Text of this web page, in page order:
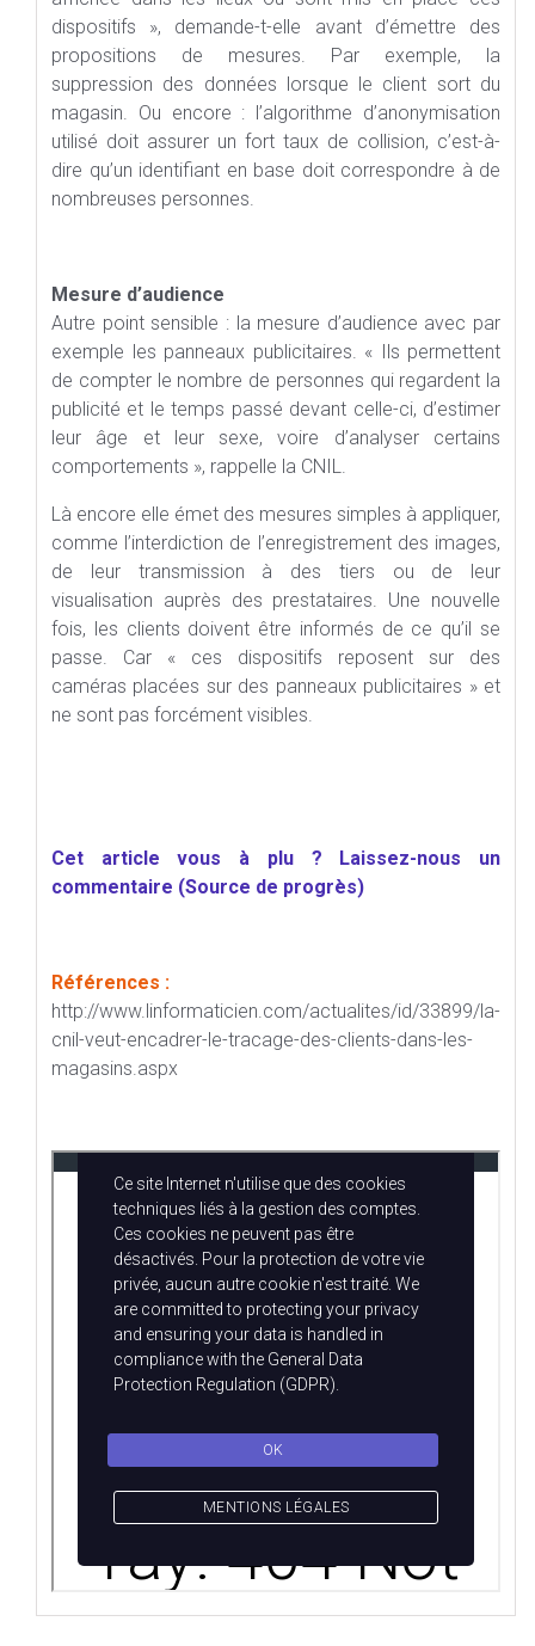
dispositifs », demande-t-elle avant d’émettre des
propositions de mesures. Par exemple, la
suppression des données lorsque le client sort du
magasin. Ou encore : l’algorithme d’anonymisation
utilisé doit assurer un fort taux de collision, c’est-à-
dire qu’un identifiant en base doit correspondre à de
nombreuses personnes.
Mesure d’audience
Autre point sensible : la mesure d’audience avec par
exemple les panneaux publicitaires. « Ils permettent
de compter le nombre de personnes qui regardent la
publicité et le temps passé devant celle-ci, d’estimer
leur âge et leur sexe, voire d’analyser certains
comportements », rappelle la CNIL.
Là encore elle émet des mesures simples à appliquer,
comme l’interdiction de l’enregistrement des images,
de leur transmission à des tiers ou de leur
visualisation auprès des prestataires. Une nouvelle
fois, les clients doivent être informés de ce qu’il se
passe. Car « ces dispositifs reposent sur des
caméras placées sur des panneaux publicitaires » et
ne sont pas forcément visibles.
Cet article vous à plu ? Laissez-nous un
commentaire (Source de progrès)
Références :
http://www.linformaticien.com/actualites/id/33899/la-
cnil-veut-encadrer-le-tracage-des-clients-dans-les-
magasins.aspx